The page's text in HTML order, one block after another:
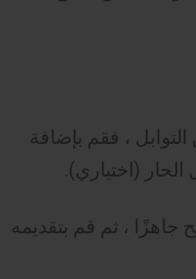
، فقم بإضافة
(اختياري).
، ثم قم بتقديمه